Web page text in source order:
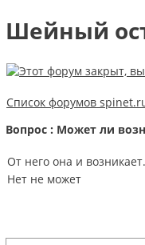
Шейный
Список форумов
Вопрос : Может ли
От него она и возникает.
Нет не может